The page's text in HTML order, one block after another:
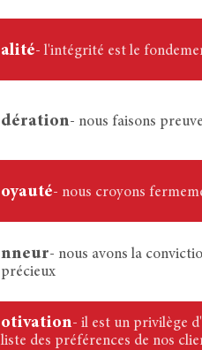
alité- l'intégrité est le
dération- nous faisons
oyauté- nous croyons
nneur- nous avons la
précieux
otivation- il est un privilège
liste des préférences de nos